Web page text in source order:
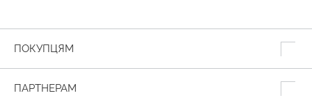
ПОКУПЦЯМ
ПАРТНЕРАМ